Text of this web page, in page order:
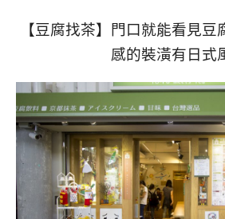
【豆腐找茶】門口就能看見
感的裝潢有日式